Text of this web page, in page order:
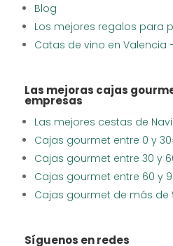
Blog
Los mejores regalos para
Catas de vino en Valencia
Las mejoras cajas
empresas
Las mejores cestas de
Cajas gourmet entre 0 y
Cajas gourmet entre 30 y
Cajas gourmet entre 60 y
Cajas gourmet de más de
Síguenos en redes